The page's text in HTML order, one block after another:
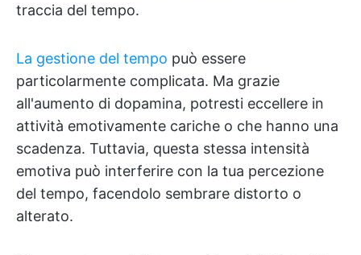
traccia del tempo.
La gestione del tempo può essere
particolarmente complicata. Ma grazie
all'aumento di dopamina, potresti eccellere in
attività emotivamente cariche o che hanno una
scadenza. Tuttavia, questa stessa intensità
emotiva può interferire con la tua percezione
del tempo, facendolo sembrare distorto o
alterato.